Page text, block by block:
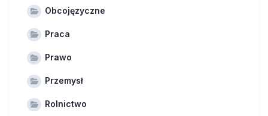
Obcojęzyczne
Praca
Prawo
Przemysł
Rolnictwo